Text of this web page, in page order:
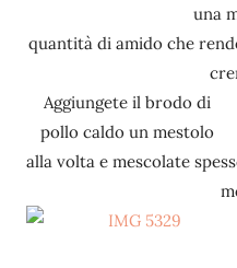
una
quantità di amido che
Aggiungete il brodo di
pollo caldo un mestolo
alla volta e mescolate